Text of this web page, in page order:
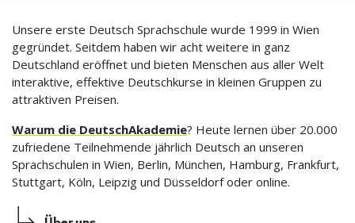
Unsere erste Deutsch Sprachschule wurde 1999 in Wien
gegründet. Seitdem haben wir acht weitere in ganz
Deutschland eröffnet und bieten Menschen aus aller Welt
interaktive, effektive Deutschkurse in kleinen Gruppen zu
attraktiven Preisen.
Warum die DeutschAkademie? Heute lernen über 20.000
zufriedene Teilnehmende jährlich Deutsch an unseren
Sprachschulen in Wien, Berlin, München, Hamburg, Frankfurt,
Stuttgart, Köln, Leipzig und Düsseldorf oder online.